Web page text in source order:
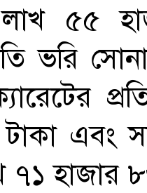
৫৫
ভরি
এবং
হাজার